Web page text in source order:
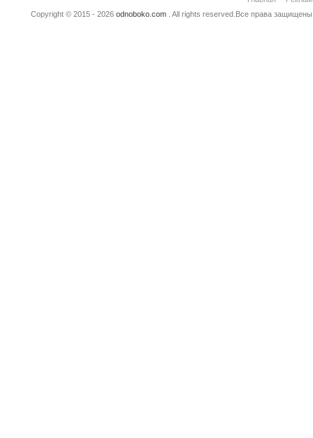
Copyright © 2015 - 2026 odnoboko.com. All rights reserved.Все права защищены.